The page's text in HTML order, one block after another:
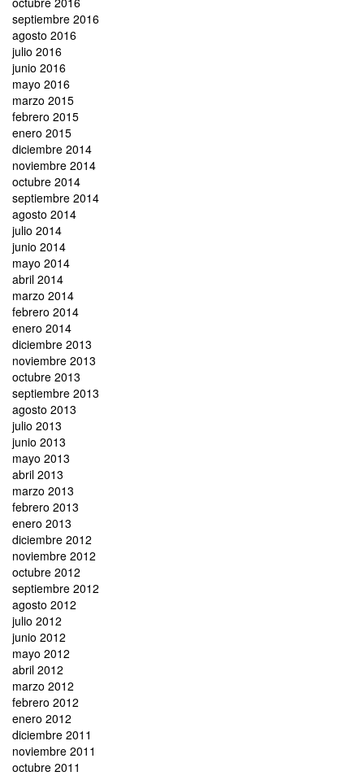
septiembre 2016
agosto 2016
julio 2016
junio 2016
mayo 2016
marzo 2015
febrero 2015
enero 2015
diciembre 2014
noviembre 2014
octubre 2014
septiembre 2014
agosto 2014
julio 2014
junio 2014
mayo 2014
abril 2014
marzo 2014
febrero 2014
enero 2014
diciembre 2013
noviembre 2013
octubre 2013
septiembre 2013
agosto 2013
julio 2013
junio 2013
mayo 2013
abril 2013
marzo 2013
febrero 2013
enero 2013
diciembre 2012
noviembre 2012
octubre 2012
septiembre 2012
agosto 2012
julio 2012
junio 2012
mayo 2012
abril 2012
marzo 2012
febrero 2012
enero 2012
diciembre 2011
noviembre 2011
octubre 2011